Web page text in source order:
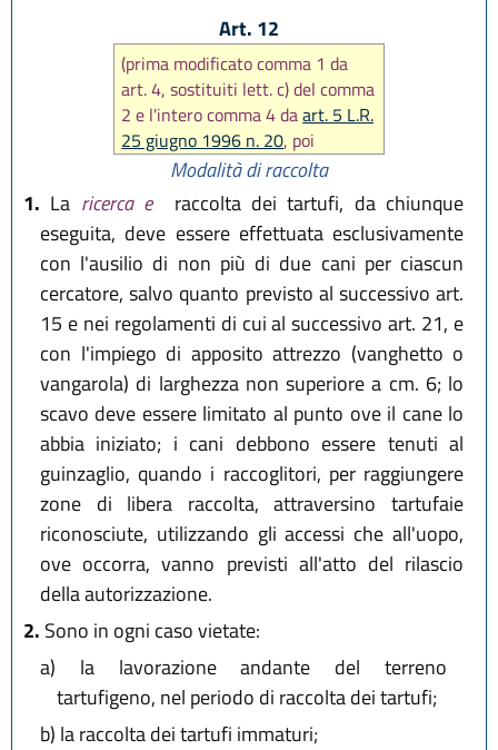
Art. 12
(prima modificato comma 1 da
art. 4, sostituiti lett. c) del comma
2 e l'intero comma 4 daart. 5 L.R.
25 giugno 1996 n. 20, poi
sostituita lett. c) del comma 2 da
art. 12 L.R. 30 settembre 2016, n.
17 )
Modalità di raccolta
1. La ricerca e
raccolta dei tartufi, da chiunque
eseguita, deve essere effettuata esclusivamente
con l'ausilio di non più di due cani per ciascun
cercatore, salvo quanto previsto al successivo art.
15 e nei regolamenti di cui al successivo art. 21, e
con l'impiego di apposito attrezzo (vanghetto o
vangarola) di larghezza non superiore a cm. 6; lo
scavo deve essere limitato al punto ove il cane lo
abbia iniziato; i cani debbono essere tenuti al
guinzaglio, quando i raccoglitori, per raggiungere
zone di libera raccolta, attraversino tartufaie
riconosciute, utilizzando gli accessi che all'uopo,
ove occorra, vanno previsti all'atto del rilascio
della autorizzazione.
2. Sono in ogni caso vietate:
a) la lavorazione andante del terreno
tartufigeno, nel periodo di raccolta dei tartufi;
b) la raccolta dei tartufi immaturi;